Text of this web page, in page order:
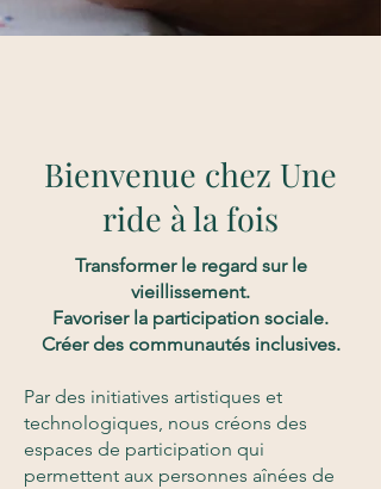
Bienvenue chez Une
ride à la fois
Transformer le regard sur le
vieillissement.
Favoriser la participation sociale.
Créer des communautés inclusives.
Par des initiatives artistiques et
technologiques, nous créons des
espaces de participation qui
permettent aux personnes aînées de